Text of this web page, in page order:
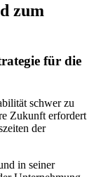
zum
für die
schwer zu
Zukunft erfordert
der
in seiner